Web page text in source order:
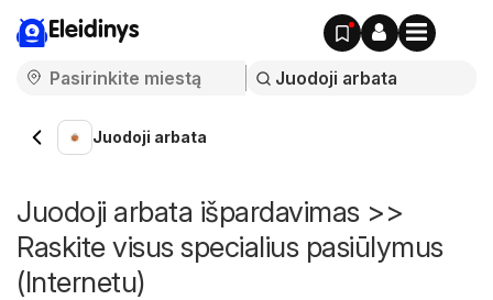
Eleidinys
Juodoji arbata
Juodoji arbata išpardavimas >>
Raskite visus specialius pasiūlymus
(Internetu)